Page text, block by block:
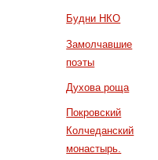
Будни НКО
Замолчавшие
поэты
Духова роща
Покровский
Колчеданский
монастырь.